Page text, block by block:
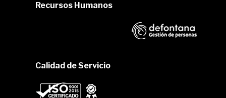
Recursos Humanos
Calidad de Servicio